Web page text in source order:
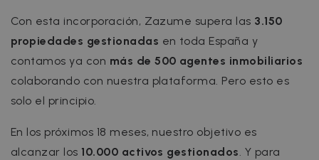
Con esta incorporación, Zazume supera las 3.150
propiedades gestionadas en toda España y
contamos ya con más de 500 agentes inmobiliarios
colaborando con nuestra plataforma. Pero esto es
solo el principio.
En los próximos 18 meses, nuestro objetivo es
alcanzar los10.000 activos gestionados. Y para